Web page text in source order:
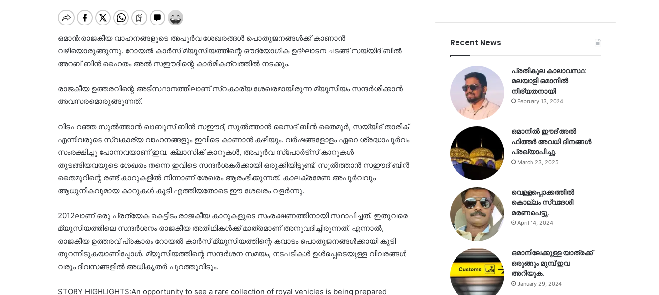
ഒമാൻ:രാജകീയ വാഹനങ്ങളുടെ അപൂര്‍വ ശേഖരങ്ങള്‍ പൊതുജനങ്ങള്‍ക്ക് കാണാൻ
വഴിയൊരുങ്ങുന്നു. റോയല്‍ കാര്‍സ് മ്യൂസിയത്തിന്റെ ഔദ്യോഗിക ഉദ്ഘാടന ചടങ്ങ് സയ്യിദ് ബില്‍
അറബ് ബിന്‍ ഹൈതം അല്‍ സഈദിന്റെ കാര്‍മികത്വത്തില്‍ നടക്കും.
രാജകീയ ഉത്തരവിന്റെ അടിസ്ഥാനത്തിലാണ് സ്വകാര്യ ശേഖരമായിരുന്ന മ്യൂസിയം സന്ദർശിക്കാൻ
അവസരമൊരുങ്ങുന്നത്.
വിടപറഞ്ഞ സുല്‍ത്താന്‍ ഖാബൂസ് ബിന്‍ സഈദ്, സുല്‍ത്താന്‍ സൈദ് ബിന്‍ തൈമൂര്‍, സയ്യിദ് താരിക്
എന്നിവരുടെ സ്വകാര്യ വാഹനങ്ങളും ഇവിടെ കാണാൻ കഴിയും. വര്‍ഷങ്ങളോളം ഏറെ ശ്രദ്ധാപൂര്‍വം
സംരക്ഷിച്ചു പോന്നവയാണ് ഇവ. ക്ലാസിക് കാറുകള്‍, അപൂര്‍വ സ്‌പോര്‍ട്‌സ് കാറുകള്‍
തുടങ്ങിയവയുടെ ശേഖരം തന്നെ ഇവിടെ സന്ദർശകർക്കായി ഒരുക്കിയിട്ടുണ്ട്. സുല്‍ത്താന്‍ സഈദ് ബിന്‍
തൈമൂറിന്റെ രണ്ട് കാറുകളില്‍ നിന്നാണ് ശേഖരം ആരംഭിക്കുന്നത്. കാലക്രമേണ അപൂര്‍വവും
ആധുനികവുമായ കാറുകള്‍ കൂടി എത്തിയതോടെ ഈ ശേഖരം വളര്‍ന്നു.
2012ലാണ് ഒരു പ്രത്യേക കെട്ടിടം രാജകീയ കാറുകളുടെ സംരക്ഷണത്തിനായി സ്ഥാപിച്ചത്. ഇതുവരെ
മ്യൂസിയത്തിലെ സന്ദര്‍ശനം രാജകീയ അതിഥികള്‍ക്ക് മാത്രമാണ് അനുവദിച്ചിരുന്നത്. എന്നാല്‍,
രാജകീയ ഉത്തരവ് പ്രകാരം റോയല്‍ കാര്‍സ് മ്യൂസിയത്തിന്റെ കവാടം പൊതുജനങ്ങള്‍ക്കായി കൂടി
തുറന്നിടുകയാണിപ്പോള്‍. മ്യൂസിയത്തിന്റെ സന്ദര്‍ശന സമയം, നടപടികള്‍ ഉള്‍പ്പെടെയുള്ള വിവരങ്ങള്‍
വരും ദിവസങ്ങളില്‍ അധികൃതർ പുറത്തുവിടും.
STORY HIGHLIGHTS:An opportunity to see a rare collection of royal vehicles is being prepared
Recent News
പ്രതികൂല കാലാവസ്ഥ:
മലയാളി ഒമാനിൽ
നിര്യതനായി
February 13, 2024
ഒമാനിൽ ഈദ് അൽ
ഫിത്തർ അവധി ദിനങ്ങൾ
പ്രഖ്യാപിച്ചു.
March 23, 2025
വെള്ളപ്പൊക്കത്തിൽ
കൊല്ലം സ്വദേശി
മരണപെട്ടു.
April 14, 2024
ഒമാനിലേക്കുള്ള യാത്രക്ക്
ഒരുങ്ങും മുമ്പ് ഇവ
അറിയുക.
January 29, 2024